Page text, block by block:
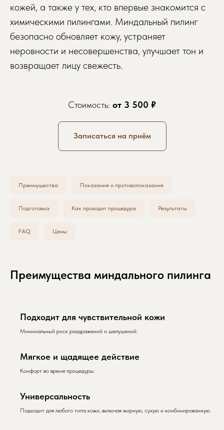
кожей, а также у тех, кто впервые знакомится с
химическими пилингами. Миндальный пилинг
безопасно обновляет кожу, устраняет
неровности и несовершенства, улучшает тон и
возвращает лицу свежесть.
Стоимость: от 3 500 ₽
Записаться на приём
Преимущества Показания и противопоказания
Подготовка Как проходит процедура Результаты
FAQ Цены
Преимущества миндального пилинга
Подходит для чувствительной кожи
Минимальный риск раздражений и шелушений.
Мягкое и щадящее действие
Комфорт во время процедуры.
Универсальность
Подходит для любого типа кожи, включая жирную, сухую и комбинированную.